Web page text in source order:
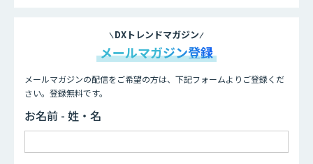
DXトレンドマガジン
メールマガジン登録
メールマガジンの配信をご希望の方は、下記フォームよりご登録くだ
さい。登録無料です。
お名前 - 姓・名